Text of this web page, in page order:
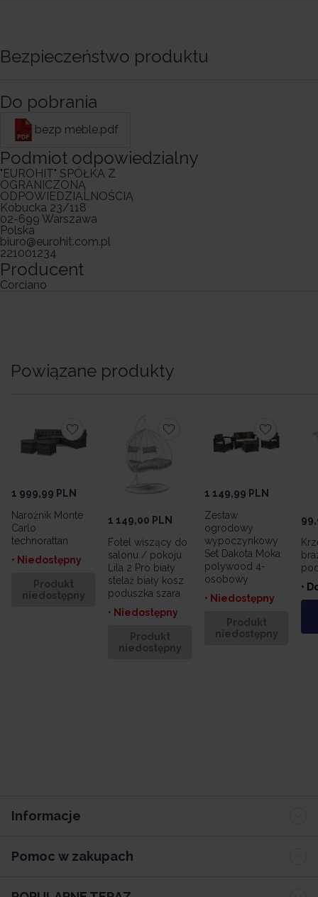
Bezpieczeństwo produktu
Do pobrania
bezp meble.pdf
Podmiot odpowiedzialny
"EUROHIT" SPÓŁKA Z
OGRANICZONĄ
ODPOWIEDZIALNOŚCIĄ
Kobucka 23/118
02-699 Warszawa
Polska
biuro@eurohit.com.pl
221001234
Producent
Corciano
Powiązane produkty
1 999,99 PLN
Narożnik Monte
Carlo
technorattan
• Niedostępny
Produkt
niedostępny
1 149,00 PLN
Fotel wiszący do
salonu / pokoju
Lila 2 Pro biały
stelaż biały kosz
poduszka szara
• Niedostępny
Produkt
niedostępny
1 149,99 PLN
Zestaw
ogrodowy
wypoczynkowy
Set Dakota Moka
polywood 4-
osobowy
• Niedostępny
Produkt
niedostępny
•
Informacje
Pomoc w zakupach